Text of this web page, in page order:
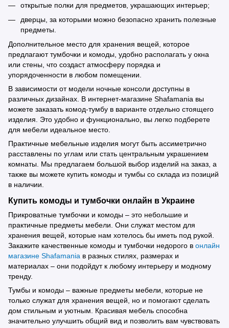
открытые полки для предметов, украшающих интерьер;
дверцы, за которыми можно безопасно хранить полезные
предметы.
Дополнительное место для хранения вещей, которое
предлагают тумбочки и комоды, удобно располагать у окна
или стены, что создаст атмосферу порядка и
упорядоченности в любом помещении.
В зависимости от модели ночные консоли доступны в
различных дизайнах. В интернет-магазине Shafamania вы
можете заказать комод-тумбу в варианте отдельно стоящего
изделия. Это удобно и функционально, вы легко подберете
для мебели идеальное место.
Практичные мебельные изделия могут быть ассиметрично
расставлены по углам или стать центральным украшением
комнаты. Мы предлагаем большой выбор изделий на заказ, а
также вы можете купить комоды и тумбы со склада из позиций
в наличии.
Купить комоды и тумбочки онлайн в Украине
Прикроватные тумбочки и комоды – это небольшие и
практичные предметы мебели. Они служат местом для
хранения вещей, которые нам хотелось бы иметь под рукой.
Закажите качественные комоды и тумбочки недорого в онлайн
магазине Shafamania в разных стилях, размерах и
материалах – они подойдут к любому интерьеру и модному
тренду.
Тумбы и комоды – важные предметы мебели, которые не
только служат для хранения вещей, но и помогают сделать
дом стильным и уютным. Красивая мебель способна
значительно улучшить общий вид и позволить вам чувствовать